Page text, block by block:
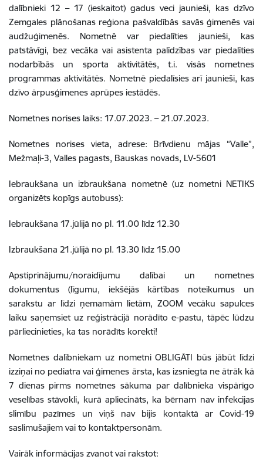
dalībnieki 12 – 17 (ieskaitot) gadus veci jaunieši, kas dzīvo
Zemgales plānošanas reģiona pašvaldībās savās ģimenēs vai
audžuģimenēs. Nometnē var piedalīties jaunieši, kas
patstāvīgi, bez vecāka vai asistenta palīdzības var piedalīties
nodarbībās un sporta aktivitātēs, t.i. visās nometnes
programmas aktivitātēs. Nometnē piedalīsies arī jaunieši, kas
dzīvo ārpusģimenes aprūpes iestādēs.
Nometnes norises laiks: 17.07.2023. – 21.07.2023.
Nometnes norises vieta, adrese: Brīvdienu mājas “Valle”,
Mežmaļi-3, Valles pagasts, Bauskas novads, LV-5601
Iebraukšana un izbraukšana nometnē (uz nometni NETIKS
organizēts kopīgs autobuss):
Iebraukšana 17.jūlijā no pl. 11.00 līdz 12.30
Izbraukšana 21.jūlijā no pl. 13.30 līdz 15.00
Apstiprinājumu/noraidījumu dalībai un nometnes
dokumentus (līgumu, iekšējās kārtības noteikumus un
sarakstu ar līdzi ņemamām lietām, ZOOM vecāku sapulces
laiku saņemsiet uz reģistrācijā norādīto e-pastu, tāpēc lūdzu
pārliecinieties, ka tas norādīts korekti!
Nometnes dalībniekam uz nometni OBLIGĀTI būs jābūt līdzi
izziņai no pediatra vai ģimenes ārsta, kas izsniegta ne ātrāk kā
7 dienas pirms nometnes sākuma par dalībnieka vispārīgo
veselības stāvokli, kurā apliecināts, ka bērnam nav infekcijas
slimību pazīmes un viņš nav bijis kontaktā ar Covid-19
saslimušajiem vai to kontaktpersonām.
Vairāk informācijas zvanot vai rakstot: